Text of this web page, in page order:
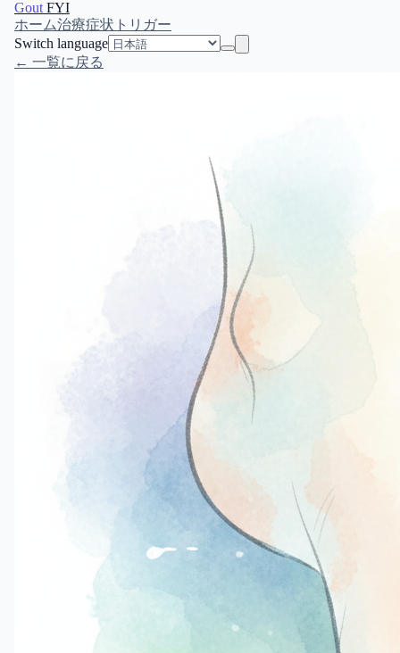
Gout FYI
ホーム治療症状 トリガー
Switch language
← 一覧に戻る